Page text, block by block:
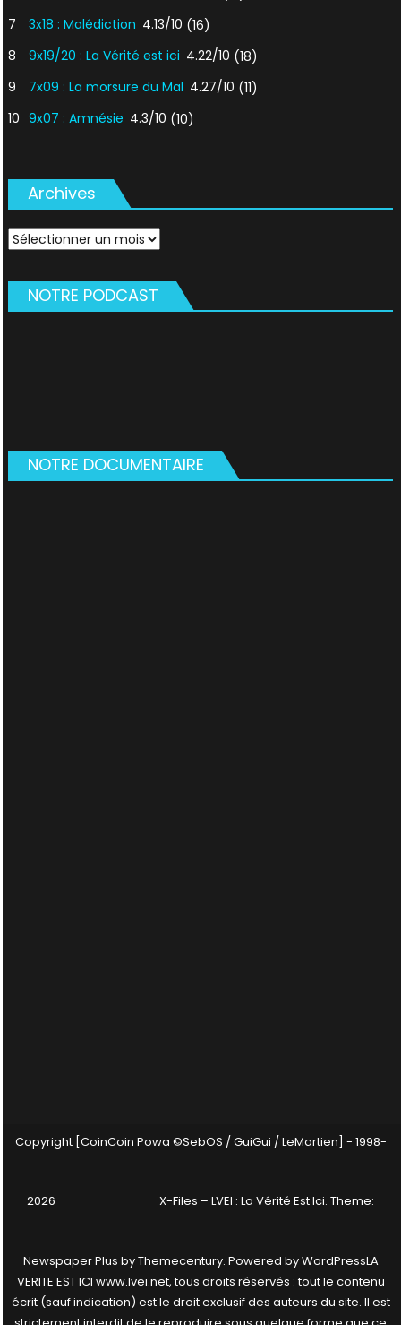
7
3x18 : Malédiction 4.13/10 (16)
8
9x19/20 : La Vérité est ici 4.22/10 (18)
9
7x09 : La morsure du Mal 4.27/10 (11)
10 9x07 : Amnésie 4.3/10 (10)
Archives
Archives
NOTRE PODCAST
NOTRE DOCUMENTAIRE
Copyright [CoinCoin Powa ©SebOS / GuiGui / LeMartien] - 1998-
2026 X-Files – LVEI : La Vérité Est Ici. Theme:
Newspaper Plus byThemecentury. Powered byWordPressLA
VERITE EST ICI www.lvei.net, tous droits réservés : tout le contenu
écrit (sauf indication) est le droit exclusif des auteurs du site. Il est